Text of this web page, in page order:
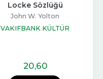
Locke Sözlüğü
John W. Yolton
VAKIFBANK KÜLTÜR
20,60